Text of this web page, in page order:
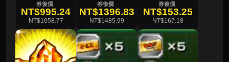
券後價
NT$995.24
NT$1058.77
券後價
NT$1396.83
NT$1485.99
券後價
NT$153.25
NT$167.18